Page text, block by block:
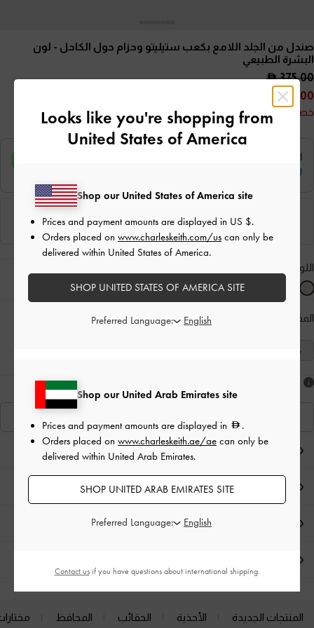
صندل من الجلد اللامع بكعب ستيليتو وحزام حول الكاحل - لون
البشرة الطبيعي
375.00
250.00
خصم 33%
اللون:
المقاس: دليل المقاسات
35
ملاحظات المحرر
تفاصيل المنتج وتعليمات العناية
العروض الحصرية
المنتجات الجديدة الأحذية الحقائب المحافظ
Looks like you're shopping from
United States of America
Shop our United Arab Emirates site
Prices and payment amounts are displayed in
.
Orders placed on www.charleskeith.ae/ae can only be
delivered within United Arab Emirates.
SHOP UNITED ARAB EMIRATES SITE
Preferred Language:
Shop our United States of America site
Prices and payment amounts are displayed in US $.
Orders placed on www.charleskeith.com/us can only be
delivered within United States of America.
SHOP UNITED STATES OF AMERICA SITE
Preferred Language:
Contact usif you have questions about international shipping.